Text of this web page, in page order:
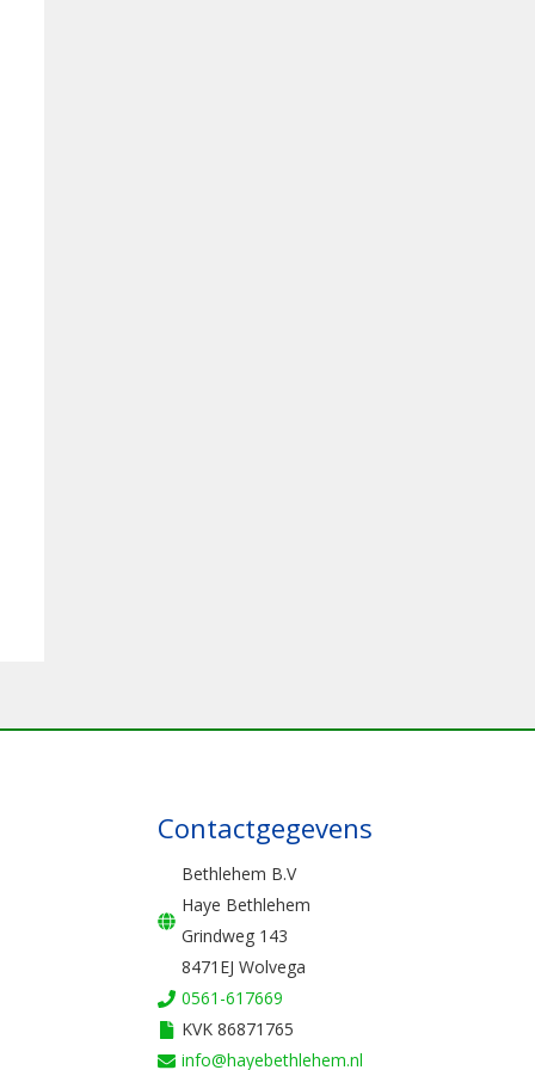
Contactgegevens
Bethlehem B.V
Haye Bethlehem
Grindweg 143
8471EJ Wolvega
0561-617669
KVK 86871765
info@hayebethlehem.nl